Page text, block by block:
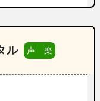
ル 声 楽